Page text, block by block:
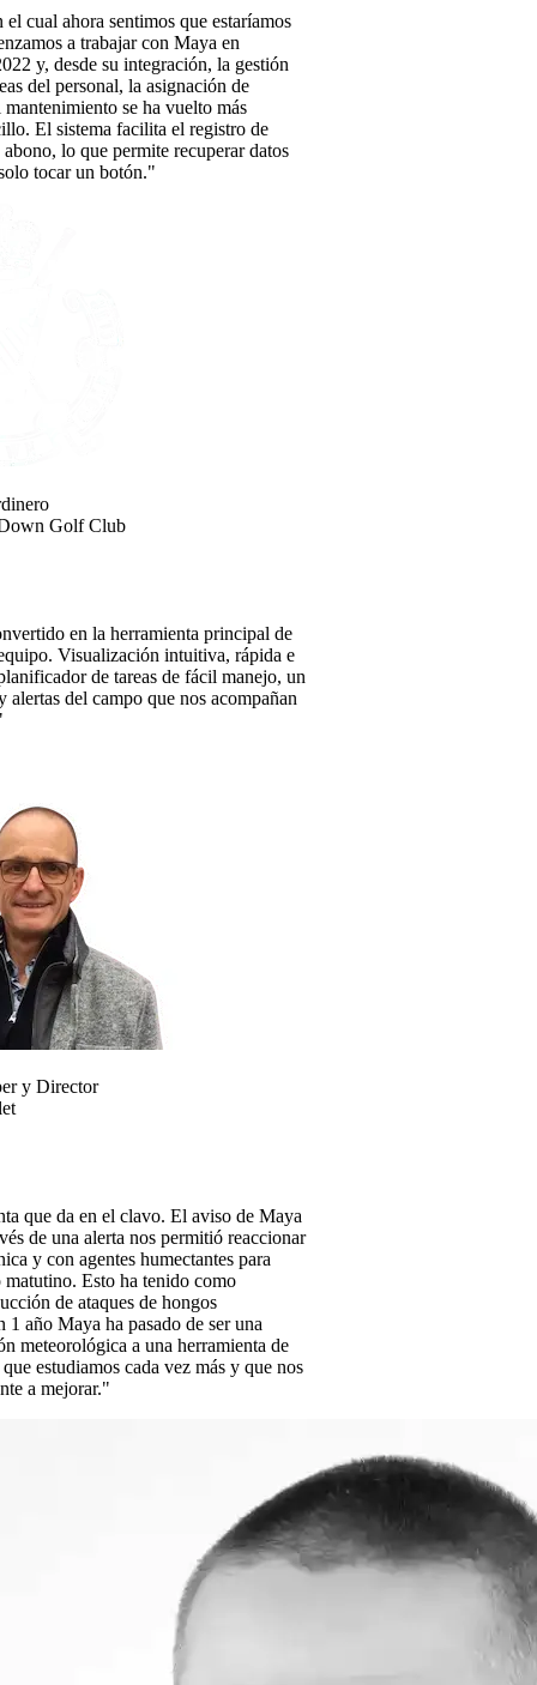
cual ahora sentimos que estaríamos
a trabajar con Maya en
y, desde su integración, la gestión
del personal, la asignación de
se ha vuelto más
El sistema facilita el registro de
lo que permite recuperar datos
tocar un botón."
Golf Club
en la herramienta principal de
Visualización intuitiva, rápida e
de tareas de fácil manejo, un
alertas del campo que nos acompañan
y Director
que da en el clavo. El aviso de Maya
de una alerta nos permitió reaccionar
y con agentes humectantes para
matutino. Esto ha tenido como
de ataques de hongos
1 año Maya ha pasado de ser una
meteorológica a una herramienta de
estudiamos cada vez más y que nos
a mejorar."